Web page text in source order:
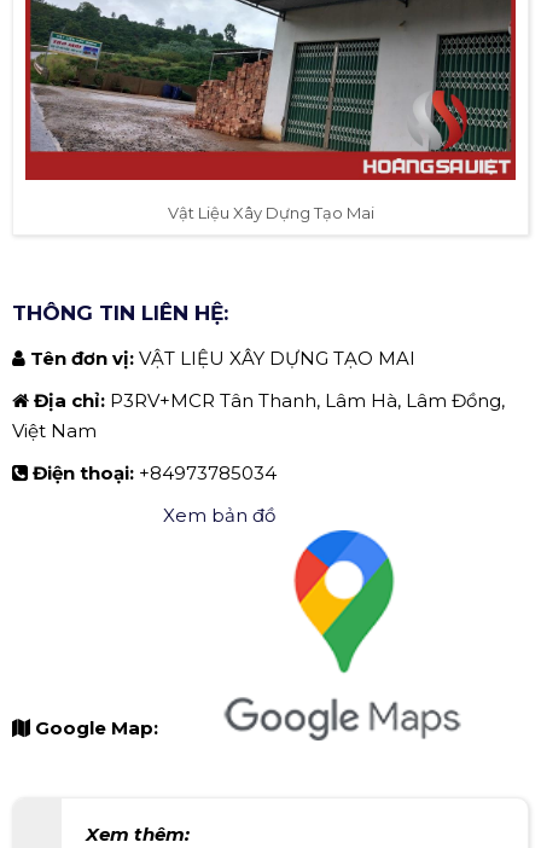
Vật Liệu Xây Dựng Tạo Mai
THÔNG TIN LIÊN HỆ:
Tên đơn vị: VẬT LIỆU XÂY DỰNG TẠO MAI
Địa chỉ: P3RV+MCR Tân Thanh, Lâm Hà, Lâm Đồng,
Việt Nam
Điện thoại: +84973785034
Google Map:
Xem bản đồ
Xem thêm: